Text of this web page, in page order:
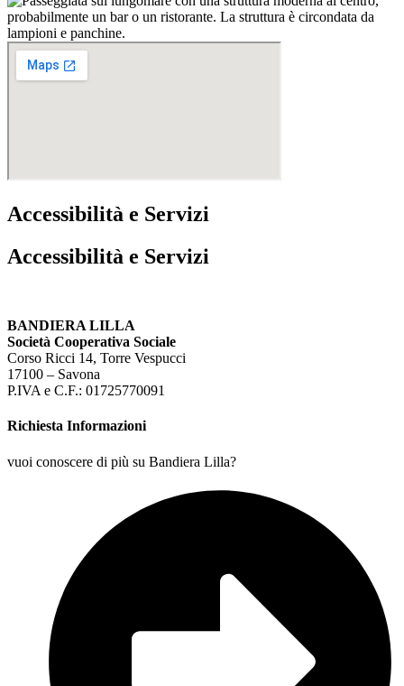
Accessibilità e Servizi
Accessibilità e Servizi
BANDIERA LILLA
Società Cooperativa Sociale
Corso Ricci 14, Torre Vespucci
17100 – Savona
P.IVA e C.F.: 01725770091
Richiesta Informazioni
vuoi conoscere di più su Bandiera Lilla?